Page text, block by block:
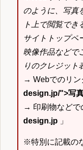
のように、写真
ト上で閲覧で
サイトトップペ
映像作品などで
りのクレジット
→ Webでのリ
design.jp/">写
→ 印刷物などで
design.jp 」
※特別に記載の